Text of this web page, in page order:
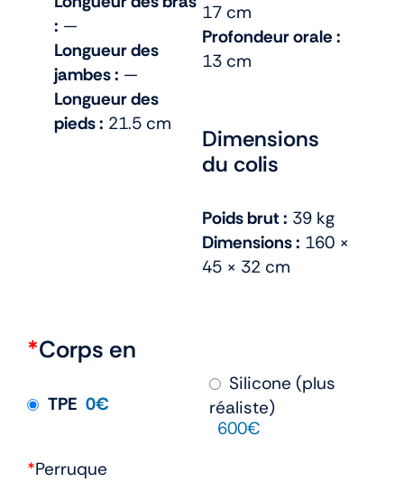
: —
Longueur des
jambes : —
Longueur des
pieds : 21.5 cm
17 cm
Profondeur orale :
13 cm
Dimensions
du colis
Poids brut : 39 kg
Dimensions : 160 ×
45 × 32 cm
*Corps en
TPE 0€
Silicone (plus
réaliste)
600€
*Perruque